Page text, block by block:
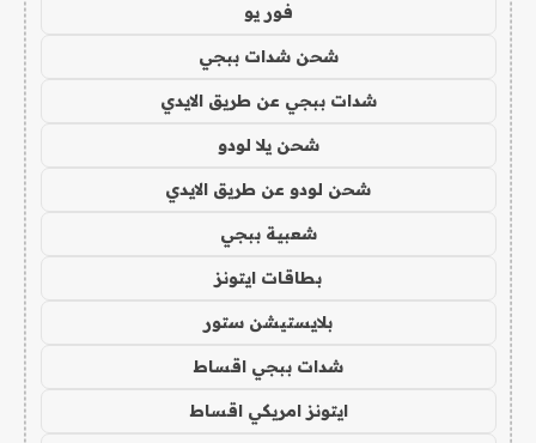
فور يو
شحن شدات ببجي
شدات ببجي عن طريق الايدي
شحن يلا لودو
شحن لودو عن طريق الايدي
شعبية ببجي
بطاقات ايتونز
بلايستيشن ستور
شدات ببجي اقساط
ايتونز امريكي اقساط